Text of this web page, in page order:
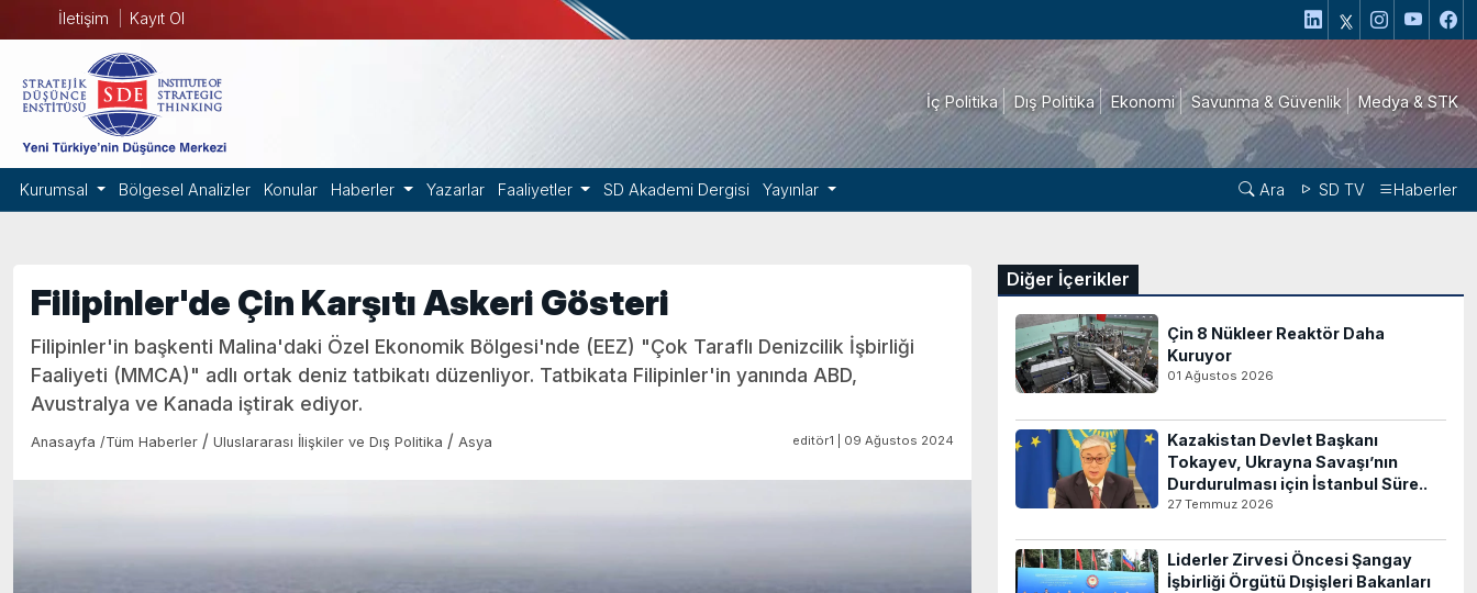
İletişim Kayıt Ol
İç Politika Dış Politika Ekonomi Savunma & Güvenlik Medya & STK
Kurumsal Bölgesel Analizler Konular Haberler Yazarlar Faaliyetler SD Akademi Dergisi Yayınlar Ara SD TV Haberler
Filipinler'de Çin Karşıtı Askeri Gösteri
Filipinler'in başkenti Malina'daki Özel Ekonomik Bölgesi'nde (EEZ) "Çok Taraflı Denizcilik İşbirliği
Faaliyeti (MMCA)" adlı ortak deniz tatbikatı düzenliyor. Tatbikata Filipinler'in yanında ABD,
Avustralya ve Kanada iştirak ediyor.
Anasayfa /Tüm Haberler / Uluslararası İlişkiler ve Dış Politika / Asya editör1 | 09 Ağustos 2024
Diğer İçerikler
Çin 8 Nükleer Reaktör Daha
Kuruyor
01 Ağustos 2026
Kazakistan Devlet Başkanı
Tokayev, Ukrayna Savaşı’nın
Durdurulması için İstanbul Süre..
27 Temmuz 2026
Liderler Zirvesi Öncesi Şangay
İşbirliği Örgütü Dışişleri Bakanları